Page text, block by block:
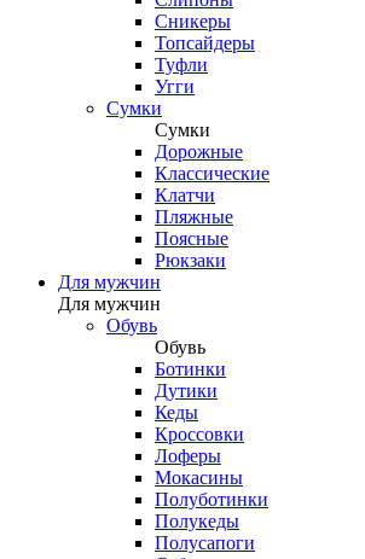
Сникеры
Топсайдеры
Туфли
Угги
Сумки
Сумки
Дорожные
Классические
Клатчи
Пляжные
Поясные
Рюкзаки
Для мужчин
Для мужчин
Обувь
Обувь
Ботинки
Дутики
Кеды
Кроссовки
Лоферы
Мокасины
Полуботинки
Полукеды
Полусапоги